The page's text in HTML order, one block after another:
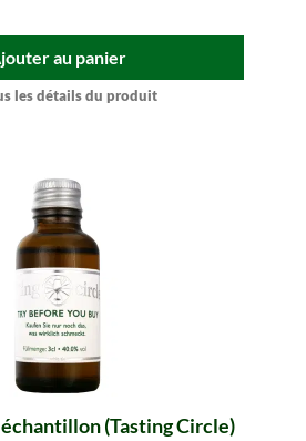
au panier
les détails du produit
(Tasting Circle)